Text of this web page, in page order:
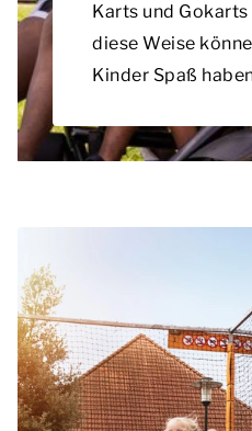
Karts und
diese Weise
Kinder Spaß